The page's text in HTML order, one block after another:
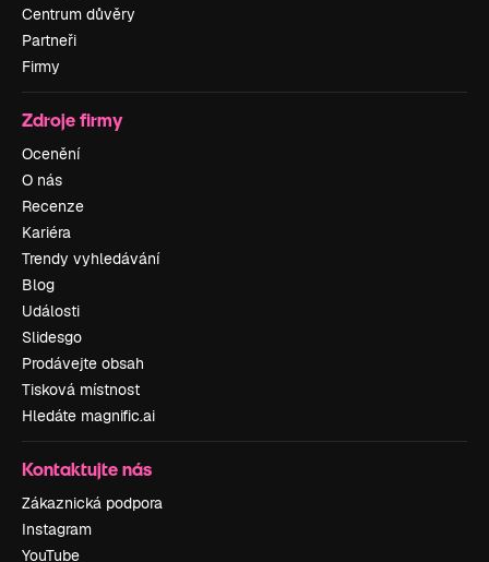
Centrum důvěry
Partneři
Firmy
Zdroje firmy
Ocenění
O nás
Recenze
Kariéra
Trendy vyhledávání
Blog
Události
Slidesgo
Prodávejte obsah
Tisková místnost
Hledáte magnific.ai
Kontaktujte nás
Zákaznická podpora
Instagram
YouTube